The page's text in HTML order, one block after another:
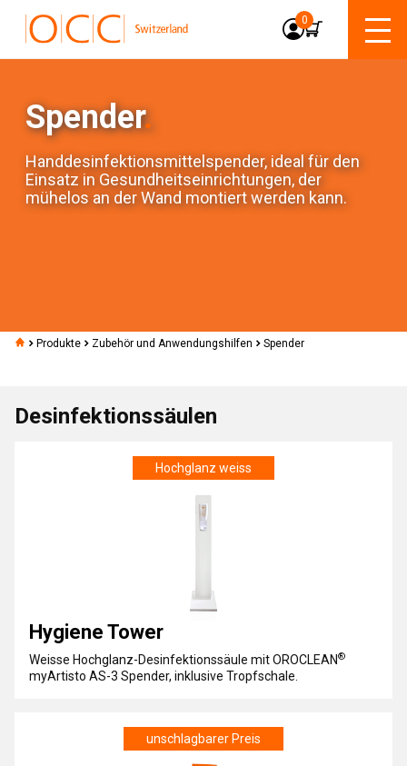
0
Spender.
Handdesinfektionsmittelspender, ideal für den
Einsatz in Gesundheitseinrichtungen, der
mühelos an der Wand montiert werden kann.
Produkte Zubehör und Anwendungshilfen Spender
Desinfektionssäulen
Hochglanz weiss
Hygiene Tower
Weisse Hochglanz-Desinfektionssäule mit OROCLEAN®
myArtisto AS-3 Spender, inklusive Tropfschale.
unschlagbarer Preis